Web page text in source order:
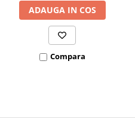
ADAUGA IN COS
Compara